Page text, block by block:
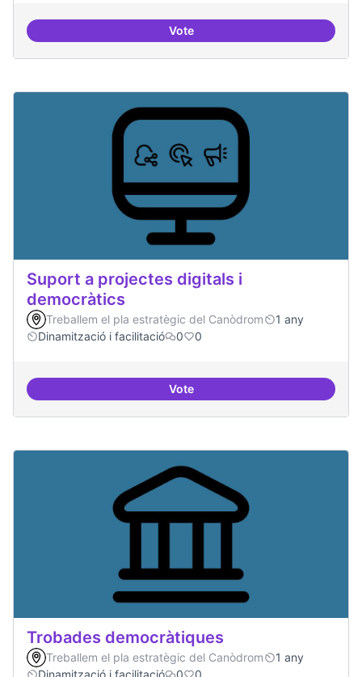
VoteTreball en xarxa amb projectes
Suport a projectes digitals i
democràtics
Treballem el pla estratègic del Canòdrom
1 any
Dinamització i facilitació
0 0
VoteSuport a projectes digitals i
Trobades democràtiques
Treballem el pla estratègic del Canòdrom
1 any
Dinamització i facilitació
0 0